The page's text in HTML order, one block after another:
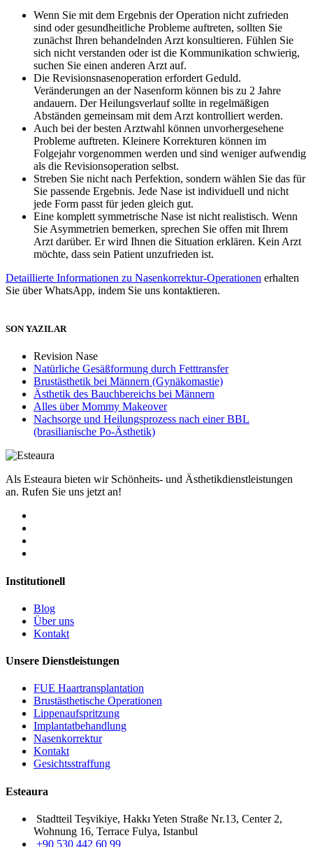
Wenn Sie mit dem Ergebnis der Operation nicht zufrieden
sind oder gesundheitliche Probleme auftreten, sollten Sie
zunächst Ihren behandelnden Arzt konsultieren. Fühlen Sie
sich nicht verstanden oder ist die Kommunikation schwierig,
suchen Sie einen anderen Arzt auf.
Die Revisionsnasenoperation erfordert Geduld.
Veränderungen an der Nasenform können bis zu 2 Jahre
andauern. Der Heilungsverlauf sollte in regelmäßigen
Abständen gemeinsam mit dem Arzt kontrolliert werden.
Auch bei der besten Arztwahl können unvorhergesehene
Probleme auftreten. Kleinere Korrekturen können im
Folgejahr vorgenommen werden und sind weniger aufwendig
als die Revisionsoperation selbst.
Streben Sie nicht nach Perfektion, sondern wählen Sie das für
Sie passende Ergebnis. Jede Nase ist individuell und nicht
jede Form passt für jeden gleich gut.
Eine komplett symmetrische Nase ist nicht realistisch. Wenn
Sie Asymmetrien bemerken, sprechen Sie offen mit Ihrem
Arzt darüber. Er wird Ihnen die Situation erklären. Kein Arzt
möchte, dass sein Patient unzufrieden ist.
Detaillierte Informationen zu Nasenkorrektur-Operationen erhalten
Sie über WhatsApp, indem Sie uns kontaktieren.
SON YAZILAR
Revision Nase
Natürliche Gesäßformung durch Fetttransfer
Brustästhetik bei Männern (Gynäkomastie)
Ästhetik des Bauchbereichs bei Männern
Alles über Mommy Makeover
Nachsorge und Heilungsprozess nach einer BBL
(brasilianische Po-Ästhetik)
Als Esteaura bieten wir Schönheits- und Ästhetikdienstleistungen
an. Rufen Sie uns jetzt an!
Institutionell
Blog
Über uns
Kontakt
Unsere Dienstleistungen
FUE Haartransplantation
Brustästhetische Operationen
Lippenaufspritzung
Implantatbehandlung
Nasenkorrektur
Kontakt
Gesichtsstraffung
Esteaura
Stadtteil Teşvikiye, Hakkı Yeten Straße Nr.13, Center 2,
Wohnung 16, Terrace Fulya, Istanbul
+90 530 442 60 99